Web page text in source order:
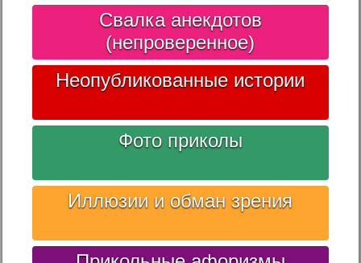
Свалка анекдотов
(непроверенное)
Неопубликованные истории
Фото приколы
Иллюзии и обман зрения